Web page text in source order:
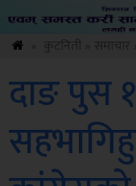
दाङ पुस